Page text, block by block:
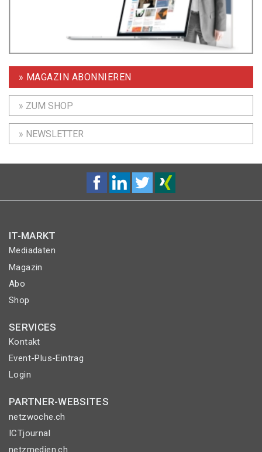
» MAGAZIN ABONNIEREN
» ZUM SHOP
» NEWSLETTER
IT-MARKT
Mediadaten
Magazin
Abo
Shop
SERVICES
Kontakt
Event-Plus-Eintrag
Login
PARTNER-WEBSITES
netzwoche.ch
ICTjournal
netzmedien.ch